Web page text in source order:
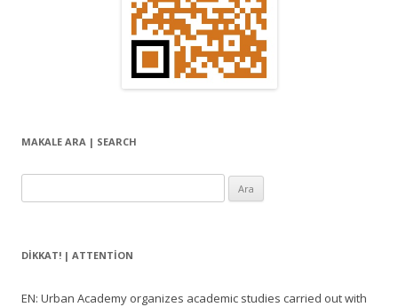
MAKALE ARA | SEARCH
DIKKAT! | ATTENTION
EN: Urban Academy organizes academic studies carried out with